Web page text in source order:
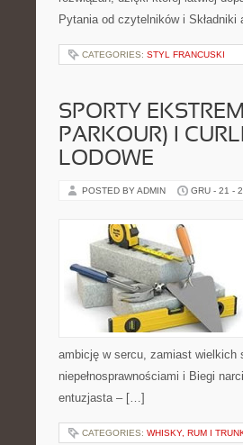
Pytania od czytelników i
CATEGORIES: STYL FRANCUSKI
SPORTY
PARKOUR) I
LODOWE
POSTED BY ADMIN GRU - 21 -
ambicję w sercu, zamiast wielkich
niepełnosprawnościami i Biegi
entuzjasta – […]
CATEGORIES: WHISKY, RUM I